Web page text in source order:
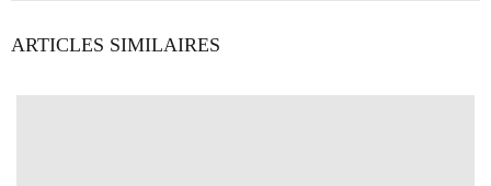
ARTICLES SIMILAIRES